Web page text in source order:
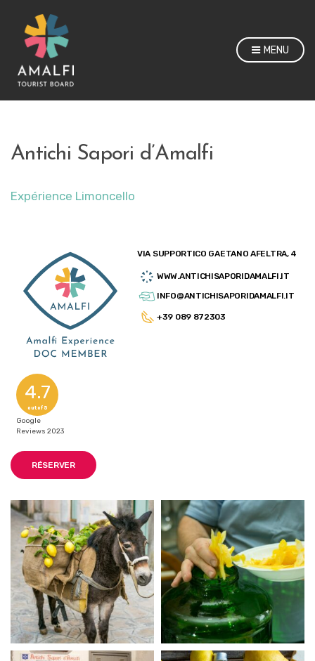
MENU
Antichi Sapori d’Amalfi
Expérience Limoncello
VIA SUPPORTICO GAETANO AFELTRA, 4
WWW.ANTICHISAPORIDAMALFI.IT
INFO@ANTICHISAPORIDAMALFI.IT
+39 089 872303
4.7
out of 5
Google
Reviews 2023
RÉSERVER